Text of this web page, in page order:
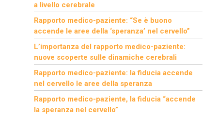
a livello cerebrale
Rapporto medico-paziente: “Se è buono
accende le aree della ‘speranza’ nel cervello”
L’importanza del rapporto medico-paziente:
nuove scoperte sulle dinamiche cerebrali
Rapporto medico-paziente: la fiducia accende
nel cervello le aree della speranza
Rapporto medico-paziente, la fiducia “accende
la speranza nel cervello”